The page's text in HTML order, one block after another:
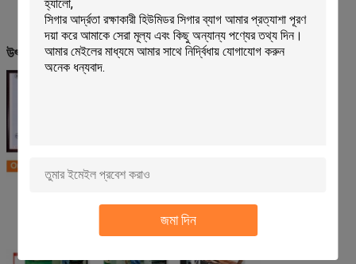
জমা দিন
উৎপাদন প্রক্রিয়া